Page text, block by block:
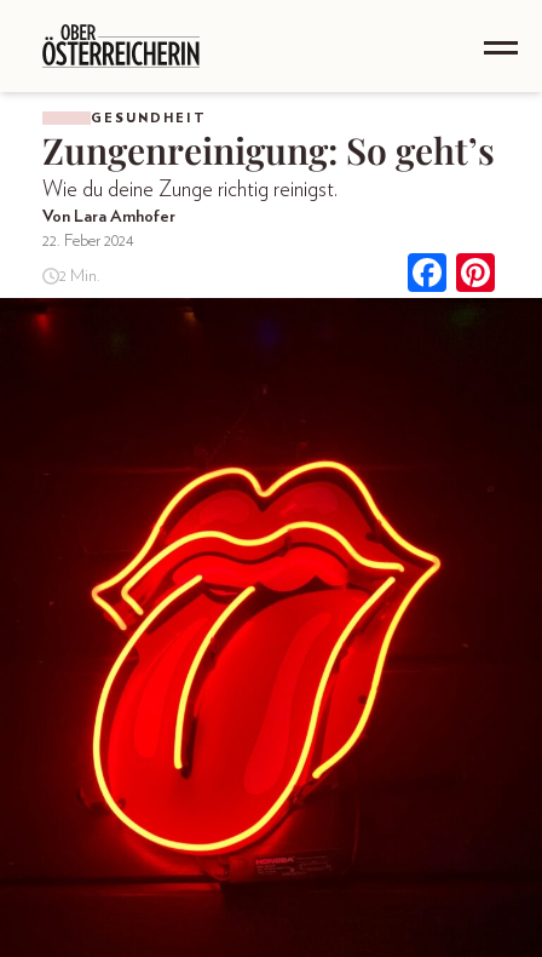
GESUNDHEIT
Zungenreinigung: So geht’s
Wie du deine Zunge richtig reinigst.
Von Lara Amhofer
22. Feber 2024
2 Min.